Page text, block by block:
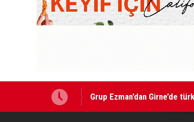
Grup Ezman’dan Girne’de
Kıbrıs’ın güneyinde yıllık